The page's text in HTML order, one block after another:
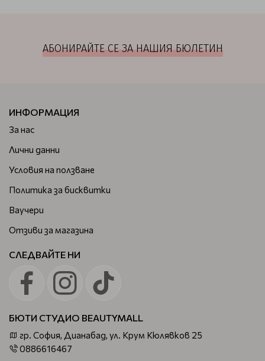
АБОНИРАЙТЕ СЕ ЗА НАШИЯ БЮЛЕТИН
ИНФОРМАЦИЯ
За нас
Лични данни
Условия на ползване
Политика за бисквитки
Ваучери
Отзиви за магазина
СЛЕДВАЙТЕ НИ
БЮТИ СТУДИО BEAUTYMALL
гр. София, Дианабад, ул. Крум Кюлявков 25
0886616467